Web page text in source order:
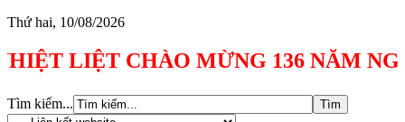
Thứ hai, 10/08/2026
LIỆT CHÀO MỪNG 136 NĂM NGÀY
Tìm kiếm...